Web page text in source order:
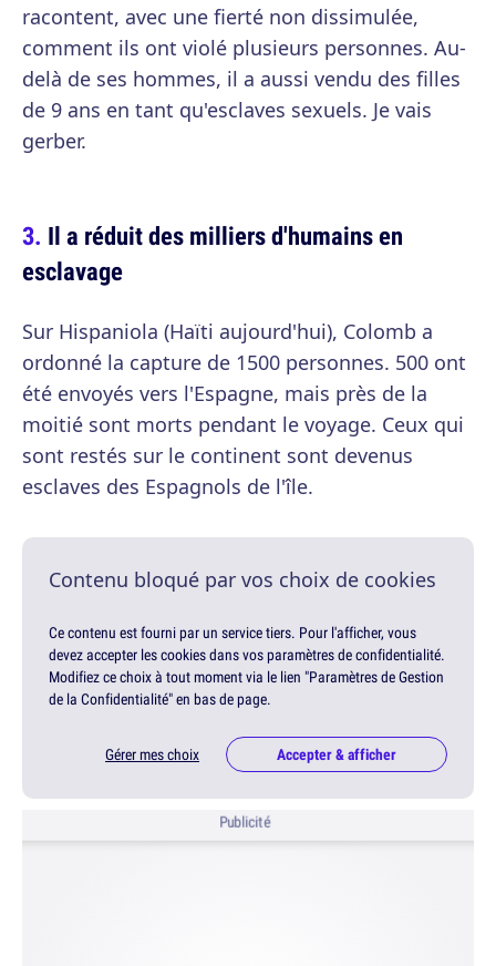
racontent, avec une fierté non dissimulée,
comment ils ont violé plusieurs personnes. Au-
delà de ses hommes, il a aussi vendu des filles
de 9 ans en tant qu'esclaves sexuels. Je vais
gerber.
Il a réduit des milliers d'humains en
esclavage
Sur Hispaniola (Haïti aujourd'hui), Colomb a
ordonné la capture de 1500 personnes. 500 ont
été envoyés vers l'Espagne, mais près de la
moitié sont morts pendant le voyage. Ceux qui
sont restés sur le continent sont devenus
esclaves des Espagnols de l'île.
Contenu bloqué par vos choix de cookies
Ce contenu est fourni par un service tiers. Pour l'afficher, vous
devez accepter les cookies dans vos paramètres de confidentialité.
Modifiez ce choix à tout moment via le lien "Paramètres de Gestion
de la Confidentialité" en bas de page.
Gérer mes choix Accepter & afficher
Publicité